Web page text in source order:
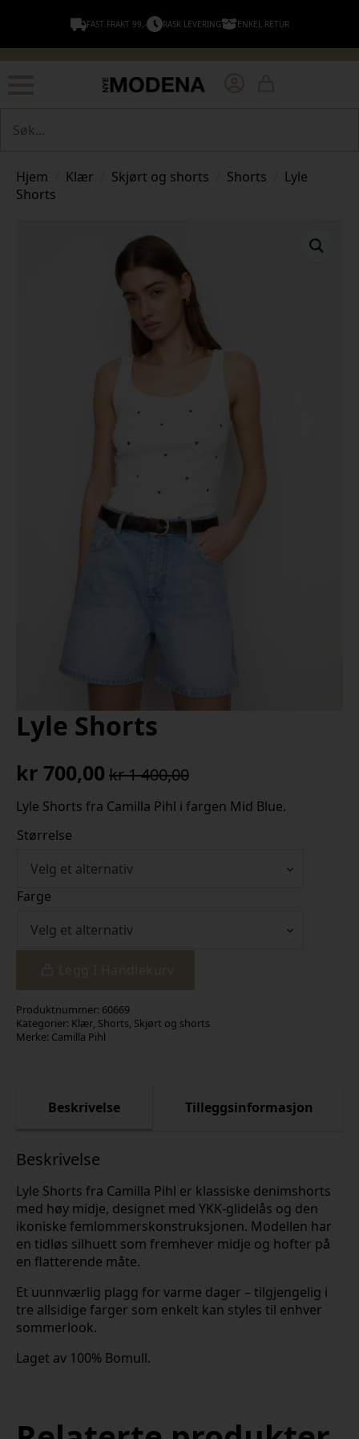
FAST FRAKT 99,- RASK LEVERING ENKEL RETUR
Hjem Klær Skjørt og shorts Shorts
Lyle
Shorts
Lyle Shorts
kr1 400,00
Opprinnelig
pris
var:
400,00.
kr 700,00
Nåværende
pris
er:
Lyle Shorts fra Camilla Pihl i fargen Mid Blue.
Størrelse
Farge
Produktnummer: 60669
Kategorier: Klær, Shorts, Skjørt og shorts
Merke: Camilla Pihl
Beskrivelse Tilleggsinformasjon
Beskrivelse
Lyle Shorts fra Camilla Pihl er klassiske denimshorts
med høy midje, designet med YKK-glidelås og den
ikoniske femlommerskonstruksjonen. Modellen har
en tidløs silhuett som fremhever midje og hofter på
en flatterende måte.
Et uunnværlig plagg for varme dager – tilgjengelig i
tre allsidige farger som enkelt kan styles til enhver
sommerlook.
Laget av 100% Bomull.